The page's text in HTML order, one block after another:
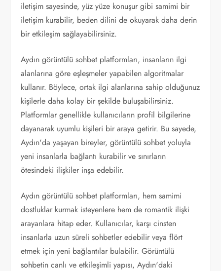
iletişim sayesinde, yüz yüze konuşur gibi samimi bir
iletişim kurabilir, beden dilini de okuyarak daha derin
bir etkileşim sağlayabilirsiniz.
Aydın görüntülü sohbet platformları, insanların ilgi
alanlarına göre eşleşmeler yapabilen algoritmalar
kullanır. Böylece, ortak ilgi alanlarına sahip olduğunuz
kişilerle daha kolay bir şekilde buluşabilirsiniz.
Platformlar genellikle kullanıcıların profil bilgilerine
dayanarak uyumlu kişileri bir araya getirir. Bu sayede,
Aydın'da yaşayan bireyler, görüntülü sohbet yoluyla
yeni insanlarla bağlantı kurabilir ve sınırların
ötesindeki ilişkiler inşa edebilir.
Aydın görüntülü sohbet platformları, hem samimi
dostluklar kurmak isteyenlere hem de romantik ilişki
arayanlara hitap eder. Kullanıcılar, karşı cinsten
insanlarla uzun süreli sohbetler edebilir veya flört
etmek için yeni bağlantılar bulabilir. Görüntülü
sohbetin canlı ve etkileşimli yapısı, Aydın'daki